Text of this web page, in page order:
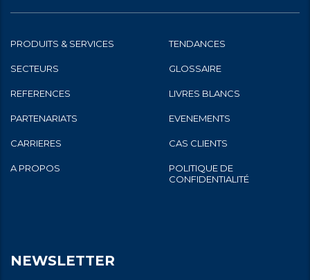
PRODUITS & SERVICES TENDANCES
SECTEURS GLOSSAIRE
REFERENCES LIVRES BLANCS
PARTENARIATS EVENEMENTS
CARRIERES CAS CLIENTS
A PROPOS
POLITIQUE DE
CONFIDENTIALITÉ
NEWSLETTER